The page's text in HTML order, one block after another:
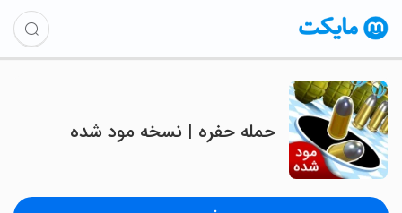
حمله حفره | نسخه مود شده